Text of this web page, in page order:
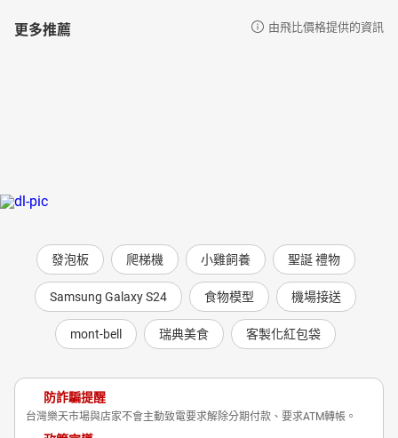
更多推薦 由飛比價格提供的資訊
發泡板 爬梯機 小雞飼養 聖誕 禮物
Samsung Galaxy S24 食物模型 機場接送
mont-bell 瑞典美食 客製化紅包袋
防詐騙提醒
台灣樂天市場與店家不會主動致電要求解除分期付款、要求ATM轉帳。